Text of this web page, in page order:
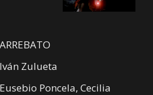
ARREBATO
Iván Zulueta
Eusebio Poncela, Cecilia